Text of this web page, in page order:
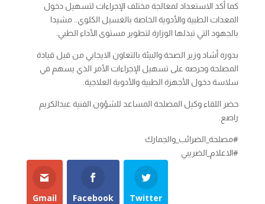
كما أكد الاستعداد لمعالجة مختلف الإجراءات لتسهيل دخول
المعدات الطبية والأدوية الخاصة بالغسيل الكلوي.. مشيدا
بالجهود التي تبذلها الوزارة لتطوير مستوى الأداء الطبي.
بدوره أشاد وزير الصحة والبيئة بالتعاون الايجابي من قبل قيادة
المصلحة وحرصه على تسهيل الإجراءات الأمر الذي يسهم في
سلاسة دخول الأجهزة الطبية والأدوية العلاجية.
حضر اللقاء وكيل المصلحة المساعد للشؤون الفنية عبدالكريم
راصع.
#مصلحة_الضرائب_والجمارك
#الاعلام_الضريبي
Gmail Facebook Twitter